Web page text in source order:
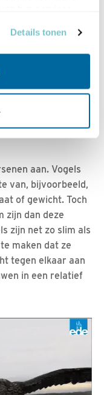
Details tonen
ze een heel
te kunnen
Om te helpen
vogels ook
ze zuurstof op en
wat weinig
aan. Vogels
van, bijvoorbeeld,
of gewicht. Toch
zijn dan deze
zijn net zo slim als
maken dat ze
tegen elkaar aan
in een relatief